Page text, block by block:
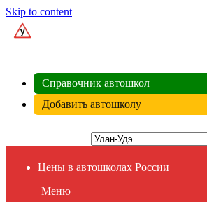
Skip to content
Справочник автошкол
Добавить автошколу
Цены в автошколах России
Меню